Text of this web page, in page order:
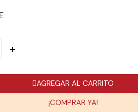
AGREGAR AL CARRITO
¡COMPRAR YA!